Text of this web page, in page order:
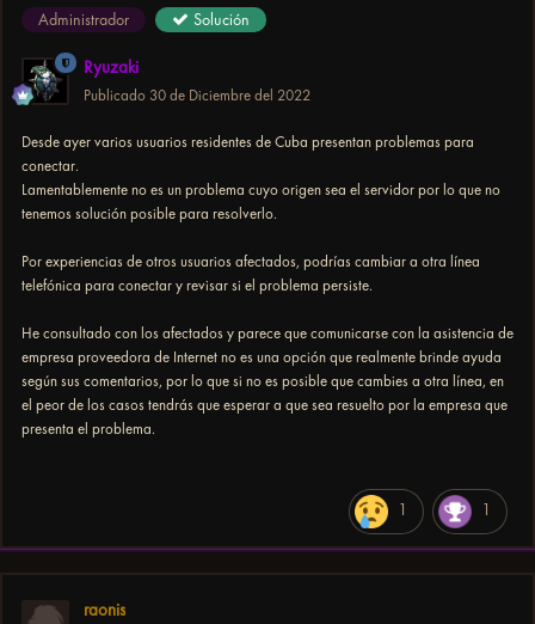
Administrador Solución
Ryuzaki
Publicado 30 de Diciembre del 2022
Desde ayer varios usuarios residentes de Cuba presentan problemas para
conectar.
Lamentablemente no es un problema cuyo origen sea el servidor por lo que no
tenemos solución posible para resolverlo.
Por experiencias de otros usuarios afectados, podrías cambiar a otra línea
telefónica para conectar y revisar si el problema persiste.
He consultado con los afectados y parece que comunicarse con la asistencia de
empresa proveedora de Internet no es una opción que realmente brinde ayuda
según sus comentarios, por lo que si no es posible que cambies a otra línea, en
el peor de los casos tendrás que esperar a que sea resuelto por la empresa que
presenta el problema.
1 1
raonis